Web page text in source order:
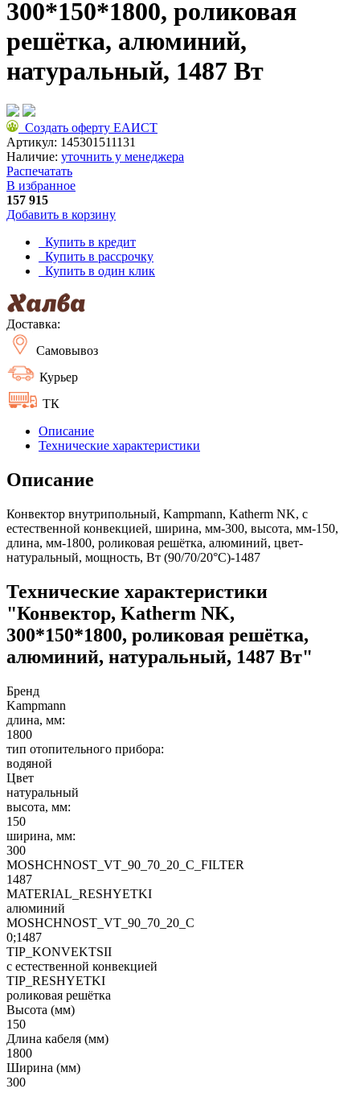
300*150*1800, роликовая
решётка, алюминий,
натуральный, 1487 Вт
Создать оферту ЕАИСТ
Артикул: 145301511131
Наличие: уточнить у менеджера
Распечатать
В избранное
157 915
Добавить в корзину
Купить в кредит
Купить в рассрочку
Купить в один клик
Доставка:
Самовывоз
Курьер
ТК
Описание
Технические характеристики
Описание
Конвектор внутрипольный, Kampmann, Katherm NK, с
естественной конвекцией, ширина, мм-300, высота, мм-150,
длина, мм-1800, роликовая решётка, алюминий, цвет-
натуральный, мощность, Вт (90/70/20°C)-1487
Технические характеристики
"Конвектор, Katherm NK,
300*150*1800, роликовая решётка,
алюминий, натуральный, 1487 Вт"
Бренд
Kampmann
длина, мм:
1800
тип отопительного прибора:
водяной
Цвет
натуральный
высота, мм:
150
ширина, мм:
300
MOSHCHNOST_VT_90_70_20_C_FILTER
1487
MATERIAL_RESHYETKI
алюминий
MOSHCHNOST_VT_90_70_20_C
0;1487
TIP_KONVEKTSII
с естественной конвекцией
TIP_RESHYETKI
роликовая решётка
Высота (мм)
150
Длина кабеля (мм)
1800
Ширина (мм)
300